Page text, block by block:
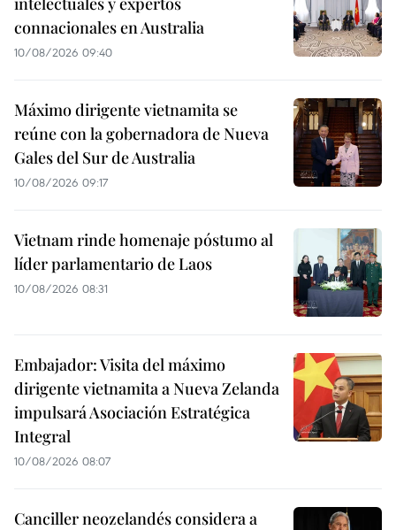
connacionales en Australia
10/08/2026 09:40
Máximo dirigente vietnamita se
reúne con la gobernadora de Nueva
Gales del Sur de Australia
10/08/2026 09:17
Vietnam rinde homenaje póstumo al
líder parlamentario de Laos
10/08/2026 08:31
Embajador: Visita del máximo
dirigente vietnamita a Nueva Zelanda
impulsará Asociación Estratégica
Integral
10/08/2026 08:07
Canciller neozelandés considera a